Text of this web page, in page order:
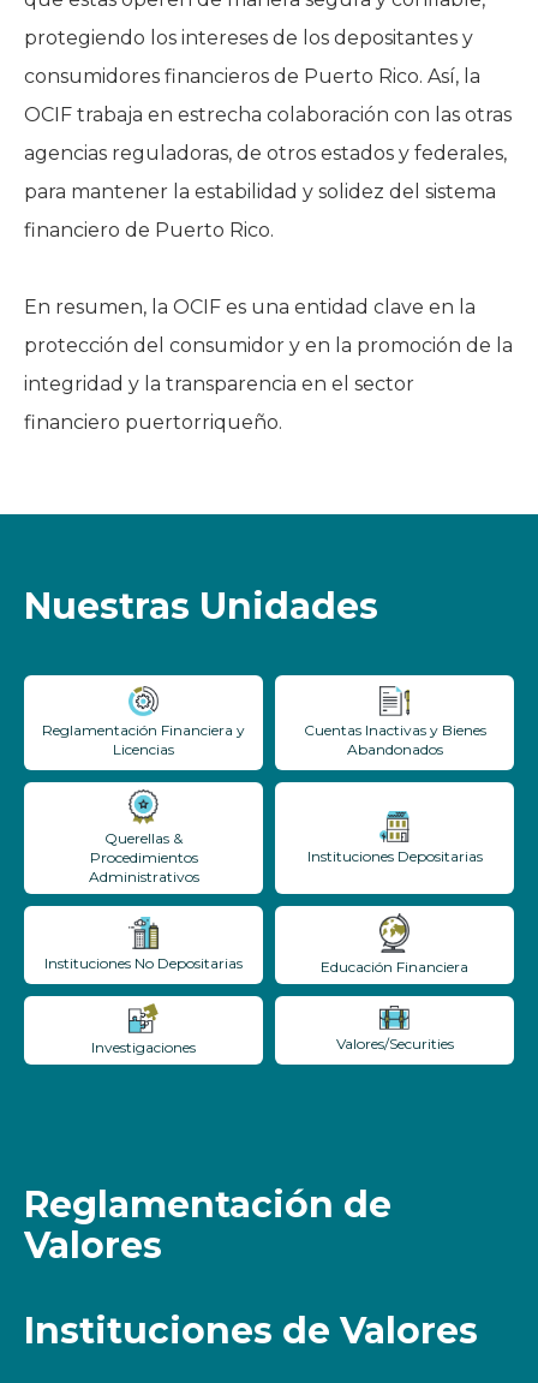
protegiendo los intereses de los depositantes y
consumidores financieros de Puerto Rico. Así, la
OCIF trabaja en estrecha colaboración con las otras
agencias reguladoras, de otros estados y federales,
para mantener la estabilidad y solidez del sistema
financiero de Puerto Rico.
En resumen, la OCIF es una entidad clave en la
protección del consumidor y en la promoción de la
integridad y la transparencia en el sector
financiero puertorriqueño.
Nuestras Unidades
Reglamentación Financiera y
Licencias
Cuentas Inactivas y Bienes
Abandonados
Querellas &
Procedimientos
Administrativos
Instituciones Depositarias
Instituciones No Depositarias Educación Financiera
Investigaciones Valores/Securities
Reglamentación de
Valores
Instituciones de Valores